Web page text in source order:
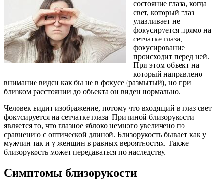
состояние глаза, когда
свет, который глаз
улавливает не
фокусируется прямо на
сетчатке глаза,
фокусирование
происходит перед ней.
При этом объект на
который направлено
внимание виден как бы не в фокусе (размытый), но при
близком расстоянии до объекта он виден нормально.
Человек видит изображение, потому что входящий в глаз свет
фокусируется на сетчатке глаза. Причиной близорукости
является то, что глазное яблоко немного увеличено по
сравнению с оптической длиной. Близорукость бывает как у
мужчин так и у женщин в равных вероятностях. Также
близорукость может передаваться по наследству.
Симптомы близорукости